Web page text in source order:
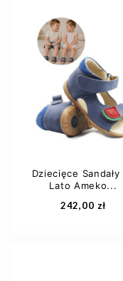
23
26
Dodaj do koszyka
Dziecięce Sandały
Lato Ameko...
242,00 zł